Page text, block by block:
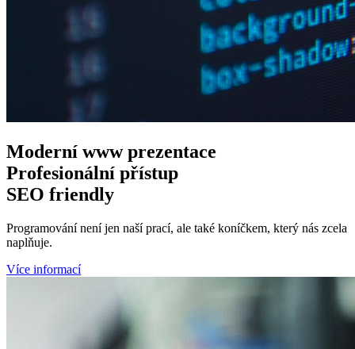
Moderní wwwprezentace
Profesionální přístup
SEO friendly
Programování není jen naší prací, ale také koníčkem, který nás zcela
naplňuje.
Více informací